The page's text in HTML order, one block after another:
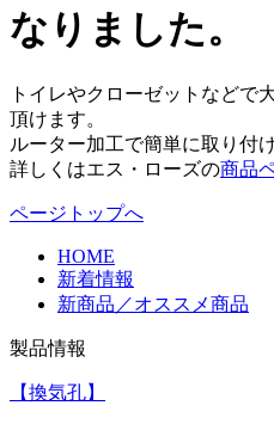
なりました。
トイレやクローゼットなどで
頂けます。
ルーター加工で簡単に取り付
詳しくはエス・ローズの商品
ページトップへ
HOME
新着情報
新商品／オススメ商品
製品情報
【換気孔】